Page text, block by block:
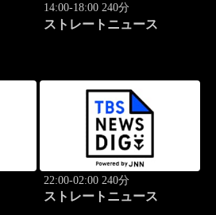
14:00-18:00 240分
ストレートニュース
22:00-02:00 240分
ストレートニュース